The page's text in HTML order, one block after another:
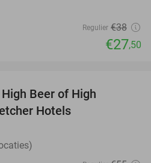
Regulier €38
€27,50
Beer of High
Hotels